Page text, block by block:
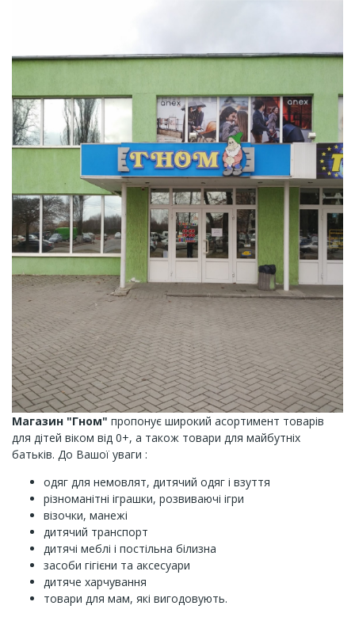
Магазин "Гном" пропонує широкий асортимент товарів
для дітей віком від 0+, а також товари для майбутніх
батьків. До Вашої уваги :
одяг для немовлят, дитячий одяг і взуття
різноманітні іграшки, розвиваючі ігри
візочки, манежі
дитячий транспорт
дитячі меблі і постільна білизна
засоби гігієни та аксесуари
дитяче харчування
товари для мам, які вигодовують.